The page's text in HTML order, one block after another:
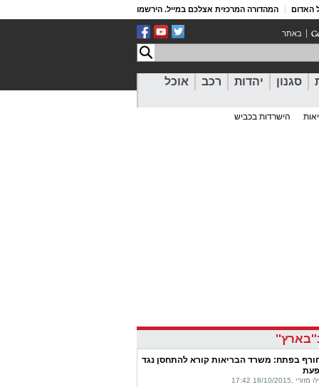
האדום המהדורה המרכזית אצלכם במייל. הירשמו
באתר
סגנון יהדות רכב אוכל
הישרדות בכביש
בפתח: משרד הבריאות קורא להתחסן נגד
,18/10/2015 17:42